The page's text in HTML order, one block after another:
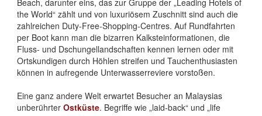
the World“ zählt und von luxuriösem Zuschnitt sind auch die
zahlreichen Duty-Free-Shopping-Centres. Auf Rundfahrten
per Boot kann man die bizarren Kalksteinformationen, die
Fluss- und Dschungellandschaften kennen lernen oder mit
Ortskundigen durch Höhlen streifen und Tauchenthusiasten
können in aufregende Unterwasserreviere vorstoßen.
Eine ganz andere Welt erwartet Besucher an Malaysias
unberührter Ostküste. Begriffe wie „laid-back“ und „life